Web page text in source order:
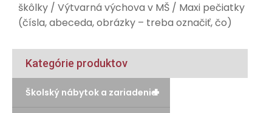
škôlky / Výtvarná výchova v MŠ / Maxi pečiatky
(čísla, abeceda, obrázky – treba označiť, čo)
Kategórie produktov
+
Školský nábytok a zariadenie